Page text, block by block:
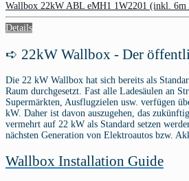
Wallbox 22kW ABL eMH1 1W2201 (inkl. 6m
Details
➪ 22kW Wallbox - Der
Die 22 kW Wallbox hat sich bereits als
Raum durchgesetzt. Fast alle Ladesäulen an
Supermärkten, Ausflugzielen usw. verfügen
kW. Daher ist davon auszugehen, das
vermehrt auf 22 kW als Standard setzen
nächsten Generation von Elektroautos bzw.
Wallbox Installation Guide